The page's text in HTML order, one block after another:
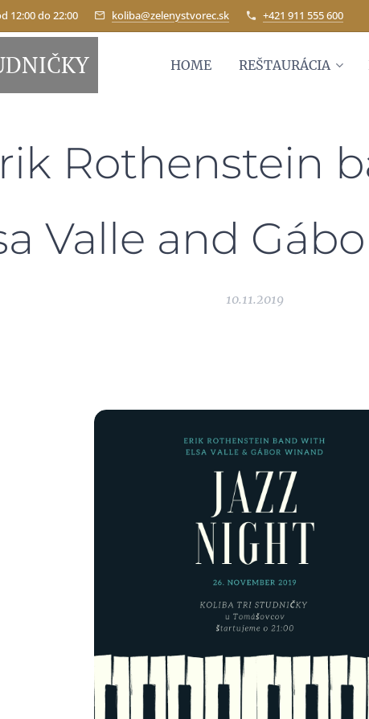
12:00 do 22:00 koliba@zelenystvorec.sk +421 911 555 600
HOME REŠTAURÁCIA
Rothenstein
Valle and
10.11.2019